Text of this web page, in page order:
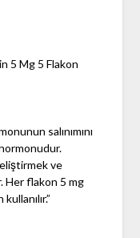
5 Mg 5 Flakon
salınımını
ve
Her flakon 5 mg